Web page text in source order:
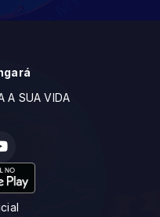
A SUA VIDA